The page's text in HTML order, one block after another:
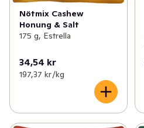
Nötmix Cashew
Honung & Salt
175 g, Estrella
34,54 kr
197,37 kr /kg